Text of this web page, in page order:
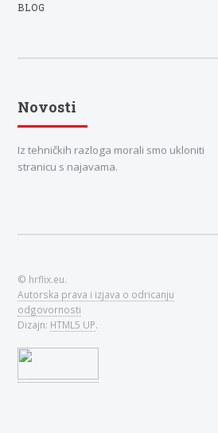
BLOG
Novosti
Iz tehničkih razloga morali smo ukloniti
stranicu s najavama.
© hrflix.eu.
Autorska prava i izjava o odricanju
odgovornosti
Dizajn: HTML5 UP.